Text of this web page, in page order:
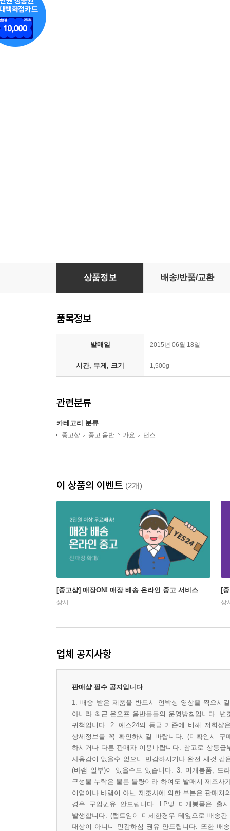
마마무 (Mamamoo) - 미니앨범 2집 : Pink
상품정보 배송/반품/교환
품목정보
발매일 2015년 06월 18일
시간, 무게, 크기 1,500g
관련분류
카테고리 분류
중고샵 중고 음반 가요 댄스
이 상품의 이벤트 (2개)
[중고샵] 매장ON! 매장 배송 온라인 중고 서비스
상시
[
상
업체 공지사항
판매샵 필수 공지입니다
1. 배송 받은 제품을 반드시 언박싱 영상을 찍으시
아니라 최근 온오프 음반몰들의 운영방침입니다.
귀책입니다. 2. 예스24의 등급 기준에 비해 저희샵
상세정보를 꼭 확인하시길 바랍니다. (미확인시
하시거나 다른 판매자 이용바랍니다. 참고로 상등
사용감이 없을수 없으니 민감하시거나 완전 새것
(바램 일부)이 있을수도 있습니다. 3. 미개봉품, 드
구성물 누락은 물론 불량이라 하여도 발매시 제조
이염이나 바램이 아닌 제조사에 의한 부분은 판매
경우 구입권유 안드립니다. LP및 미개봉품은 출
발생합니다. (랩트임이 미세한경우 테잎으로 배송
대상이 아니니 민감하심 권유 안드립니다. 또한 배